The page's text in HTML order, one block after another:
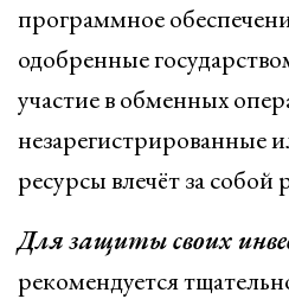
программное
одобренные
участие в обменных
незарегистрированные
ресурсы влечёт за собой
Для защиты своих
рекомендуется